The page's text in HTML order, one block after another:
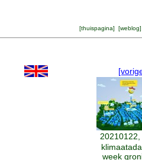
[thuispagina] [weblog
week